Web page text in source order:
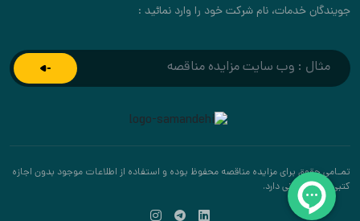
جویندگان خدمات، نام شرکت خود را وارد نمائید :
تمـامی حقوق برای مزایده مناقصه محفوظ بوده و استفاده از اطلاعات موجود بدون اجازه
کتبی پیگرد قانونی دارد.